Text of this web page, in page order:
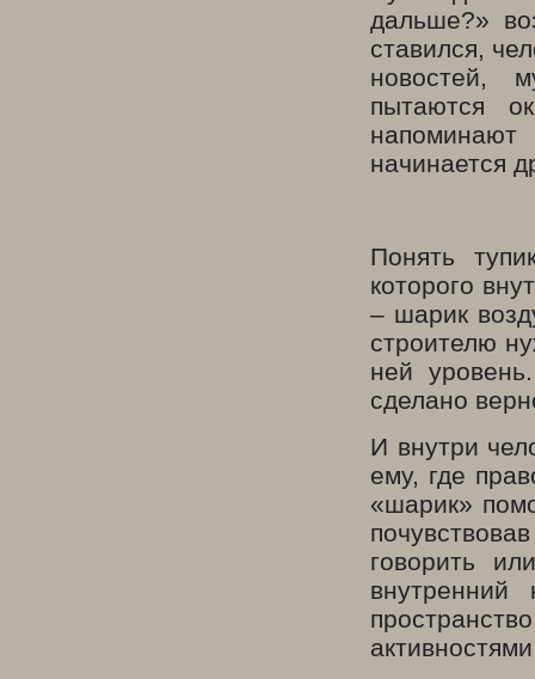
дальше?»
ставился,
новостей,
пытаются
напоминают
начинается
Понять
которого
– шарик
строителю
ней
сделано
И внутри
ему, где
«шарик»
говорить